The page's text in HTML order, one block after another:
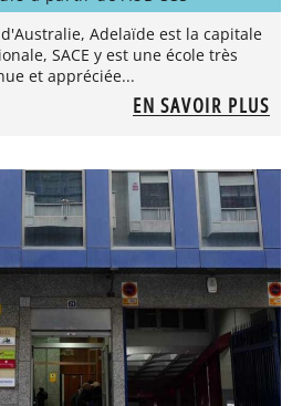
Adelaïde est la capitale
SACE y est une école très
et appréciée...
EN SAVOIR PLUS